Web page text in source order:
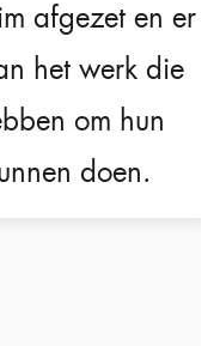
afgezet en er
het werk die
om hun
doen.